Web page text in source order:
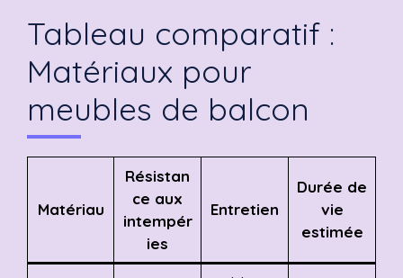
Tableau comparatif :
Matériaux pour
meubles de balcon
Matériau
Résistan
ce aux
intempér
ies
Entretien
Durée de
vie
estimée